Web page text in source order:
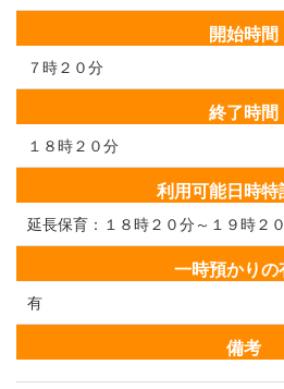
開始時間
７時２０分
終了時間
１８時２０分
利用可能日時特
延長保育：１８時２０分～１９時２
一時預かりの
有
備考